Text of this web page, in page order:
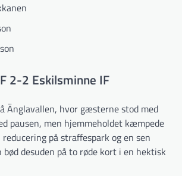
2-2 Eskilsminne IF
Änglavallen, hvor gæsterne stod med
pausen, men hjemmeholdet kæmpede
på straffespark og en sen
bød desuden på to røde kort i en hektisk